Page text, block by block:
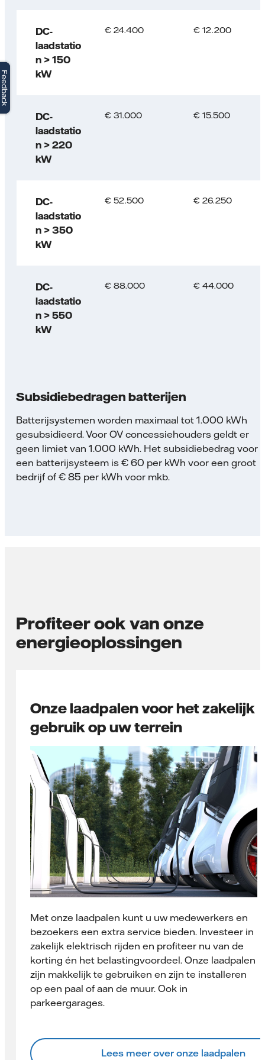
DC-
laadstatio
n > 150
kW
€ 24.400 € 12.200
DC-
laadstatio
n > 220
kW
€ 31.000 € 15.500
DC-
laadstatio
n > 350
kW
€ 52.500 € 26.250
DC-
laadstatio
n > 550
kW
€ 88.000 € 44.000
Subsidiebedragen batterijen
Batterijsystemen worden maximaal tot 1.000 kWh
gesubsidieerd. Voor OV concessiehouders geldt er
geen limiet van 1.000 kWh. Het subsidiebedrag voor
een batterijsysteem is € 60 per kWh voor een groot
bedrijf of € 85 per kWh voor mkb.
Profiteer ook van onze
energieoplossingen
Onze laadpalen voor het zakelijk
gebruik op uw terrein
Met onze laadpalen kunt u uw medewerkers en
bezoekers een extra service bieden. Investeer in
zakelijk elektrisch rijden en profiteer nu van de
korting én het belastingvoordeel. Onze laadpalen
zijn makkelijk te gebruiken en zijn te installeren
op een paal of aan de muur. Ook in
parkeergarages.
Lees meer over onze laadpalen
Feedback
Feedback